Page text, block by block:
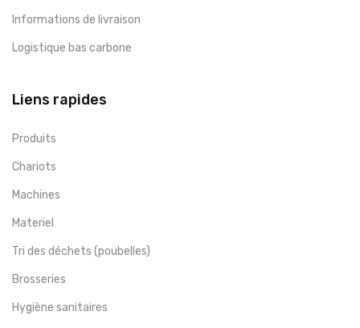
Informations de livraison
Logistique bas carbone
Liens rapides
Produits
Chariots
Machines
Materiel
Tri des déchets (poubelles)
Brosseries
Hygiène sanitaires